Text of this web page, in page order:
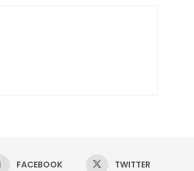
FACEBOOK TWITTER